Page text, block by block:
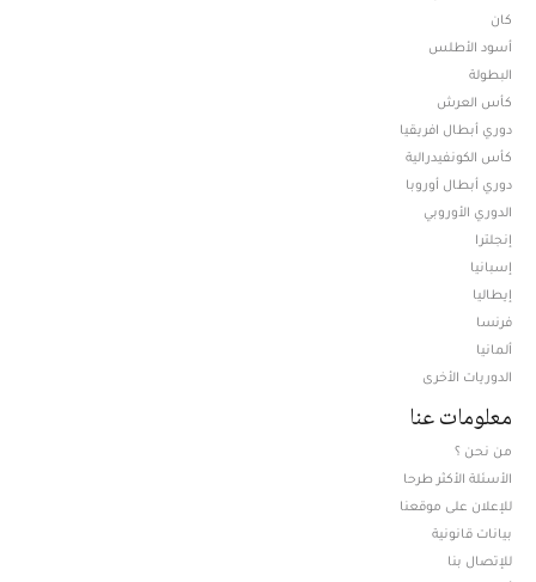
كان
أسود الأطلس
البطولة
كأس العرش
دوري أبطال افريقيا
كأس الكونفيدرالية
دوري أبطال أوروبا
الدوري الأوروبي
إنجلترا
إسبانيا
إيطاليا
فرنسا
ألمانيا
الدوريات الأخرى
معلومات عنا
من نحن ؟
الأسئلة الأكثر طرحا
للإعلان على موقعنا
بيانات قانونية
للإتصال بنا